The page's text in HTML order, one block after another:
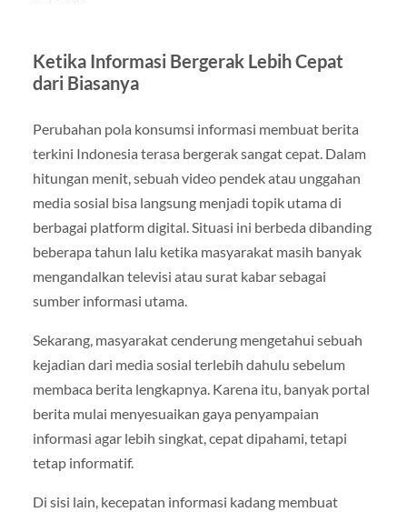
Ketika Informasi Bergerak Lebih Cepat
dari Biasanya
Perubahan pola konsumsi informasi membuat berita
terkini Indonesia terasa bergerak sangat cepat. Dalam
hitungan menit, sebuah video pendek atau unggahan
media sosial bisa langsung menjadi topik utama di
berbagai platform digital. Situasi ini berbeda dibanding
beberapa tahun lalu ketika masyarakat masih banyak
mengandalkan televisi atau surat kabar sebagai
sumber informasi utama.
Sekarang, masyarakat cenderung mengetahui sebuah
kejadian dari media sosial terlebih dahulu sebelum
membaca berita lengkapnya. Karena itu, banyak portal
berita mulai menyesuaikan gaya penyampaian
informasi agar lebih singkat, cepat dipahami, tetapi
tetap informatif.
Di sisi lain, kecepatan informasi kadang membuat